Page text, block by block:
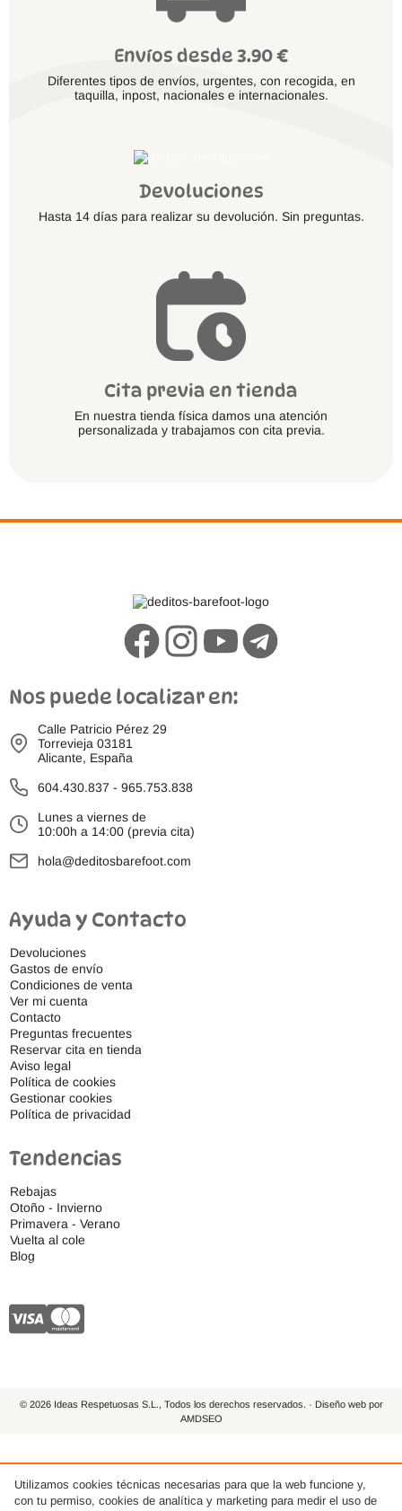
Envíos desde 3.90 €
Diferentes tipos de envíos, urgentes, con recogida, en
taquilla, inpost, nacionales e internacionales.
Devoluciones
Hasta 14 días para realizar su devolución. Sin preguntas.
Cita previa en tienda
En nuestra tienda física damos una atención
personalizada y trabajamos con cita previa.
Nos puede localizar en:
Calle Patricio Pérez 29
Torrevieja 03181
Alicante, España
604.430.837 - 965.753.838
Lunes a viernes de
10:00h a 14:00 (previa cita)
hola@deditosbarefoot.com
Ayuda y Contacto
Devoluciones
Gastos de envío
Condiciones de venta
Ver mi cuenta
Contacto
Preguntas frecuentes
Reservar cita en tienda
Aviso legal
Política de cookies
Gestionar cookies
Política de privacidad
Tendencias
Rebajas
Otoño - Invierno
Primavera - Verano
Vuelta al cole
Blog
© 2026 Ideas Respetuosas S.L., Todos los derechos reservados. · Diseño web por
AMDSEO
Utilizamos cookies técnicas necesarias para que la web funcione y,
con tu permiso, cookies de analítica y marketing para medir el uso de